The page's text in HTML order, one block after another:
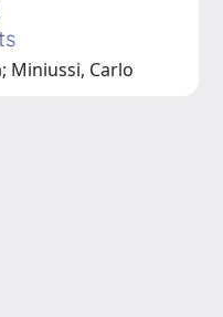
Miniussi, Carlo